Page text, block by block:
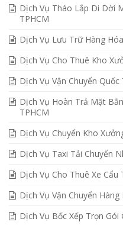
Dịch Vụ Tháo Lắp Di Dời
TPHCM
Dịch Vụ Lưu Trữ Hàng
Dịch Vụ Cho Thuê Kho
Dịch Vụ Vận Chuyển Quốc
Dịch Vụ Hoàn Trả Mặt
TPHCM
Dịch Vụ Chuyển Kho
Dịch Vụ Taxi Tải Chuyển
Dịch Vụ Cho Thuê Xe Cẩu
Dịch Vụ Vận Chuyển Hàng
Dịch Vụ Bốc Xếp Trọn Gói